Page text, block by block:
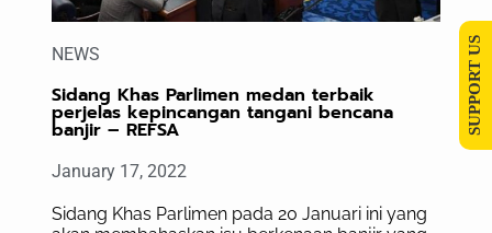
NEWS
Sidang Khas Parlimen medan terbaik
perjelas kepincangan tangani bencana
banjir – REFSA
January 17, 2022
Sidang Khas Parlimen pada 20 Januari ini yang
SUPPORT US